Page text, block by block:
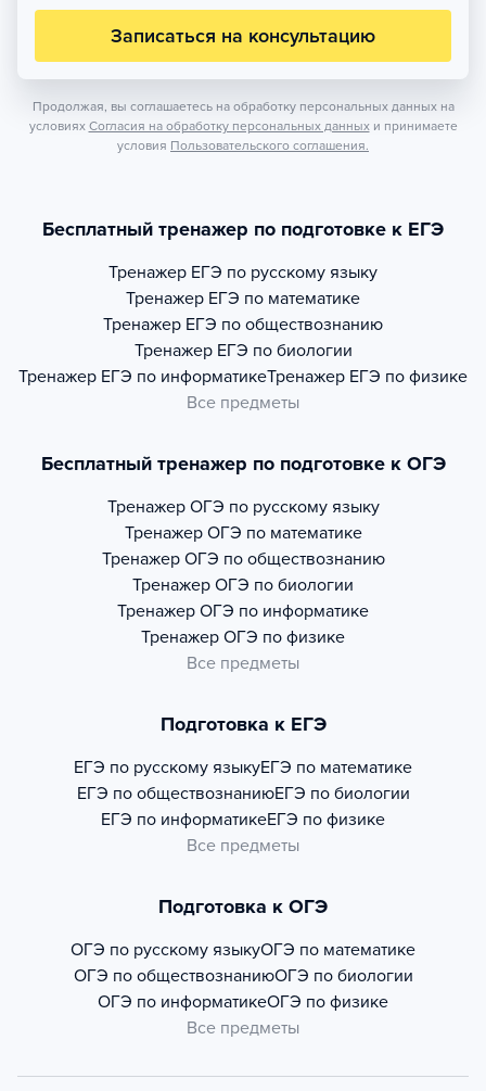
Записаться на консультацию
Продолжая, вы соглашаетесь на обработку персональных данных на
условиях Согласия на обработку персональных данных и принимаете
условия Пользовательского соглашения.
Бесплатный тренажер по подготовке к ЕГЭ
Тренажер ЕГЭ по русскому языку
Тренажер ЕГЭ по математике
Тренажер ЕГЭ по обществознанию
Тренажер ЕГЭ по биологии
Тренажер ЕГЭ по информатикеТренажер ЕГЭ по физике
Все предметы
Бесплатный тренажер по подготовке к ОГЭ
Тренажер ОГЭ по русскому языку
Тренажер ОГЭ по математике
Тренажер ОГЭ по обществознанию
Тренажер ОГЭ по биологии
Тренажер ОГЭ по информатике
Тренажер ОГЭ по физике
Все предметы
Подготовка к ЕГЭ
ЕГЭ по русскому языкуЕГЭ по математике
ЕГЭ по обществознаниюЕГЭ по биологии
ЕГЭ по информатикеЕГЭ по физике
Все предметы
Подготовка к ОГЭ
ОГЭ по русскому языкуОГЭ по математике
ОГЭ по обществознаниюОГЭ по биологии
ОГЭ по информатикеОГЭ по физике
Все предметы